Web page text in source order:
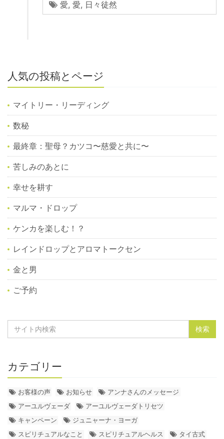
愛, 愛, 日々徒然
人気の投稿とページ
マイトリー・リーディング
数秘
最終章：聖母？カツコ〜慈愛と共に〜
苦しみのあとに
幸せを耕す
マルマ・ドロップ
ケンカを楽しむ！？
レインドロップとアロマトークセン
金と男
ご予約
カテゴリー
お客様の声 お知らせ
アンナさんのメッセージ
アーユルヴェーダ
アーユルヴェーダトリセツ
キャンペーン
ジュニャーナ・ヨーガ
スピリチュアルなこと
スピリチュアルヘルス
タイ古式